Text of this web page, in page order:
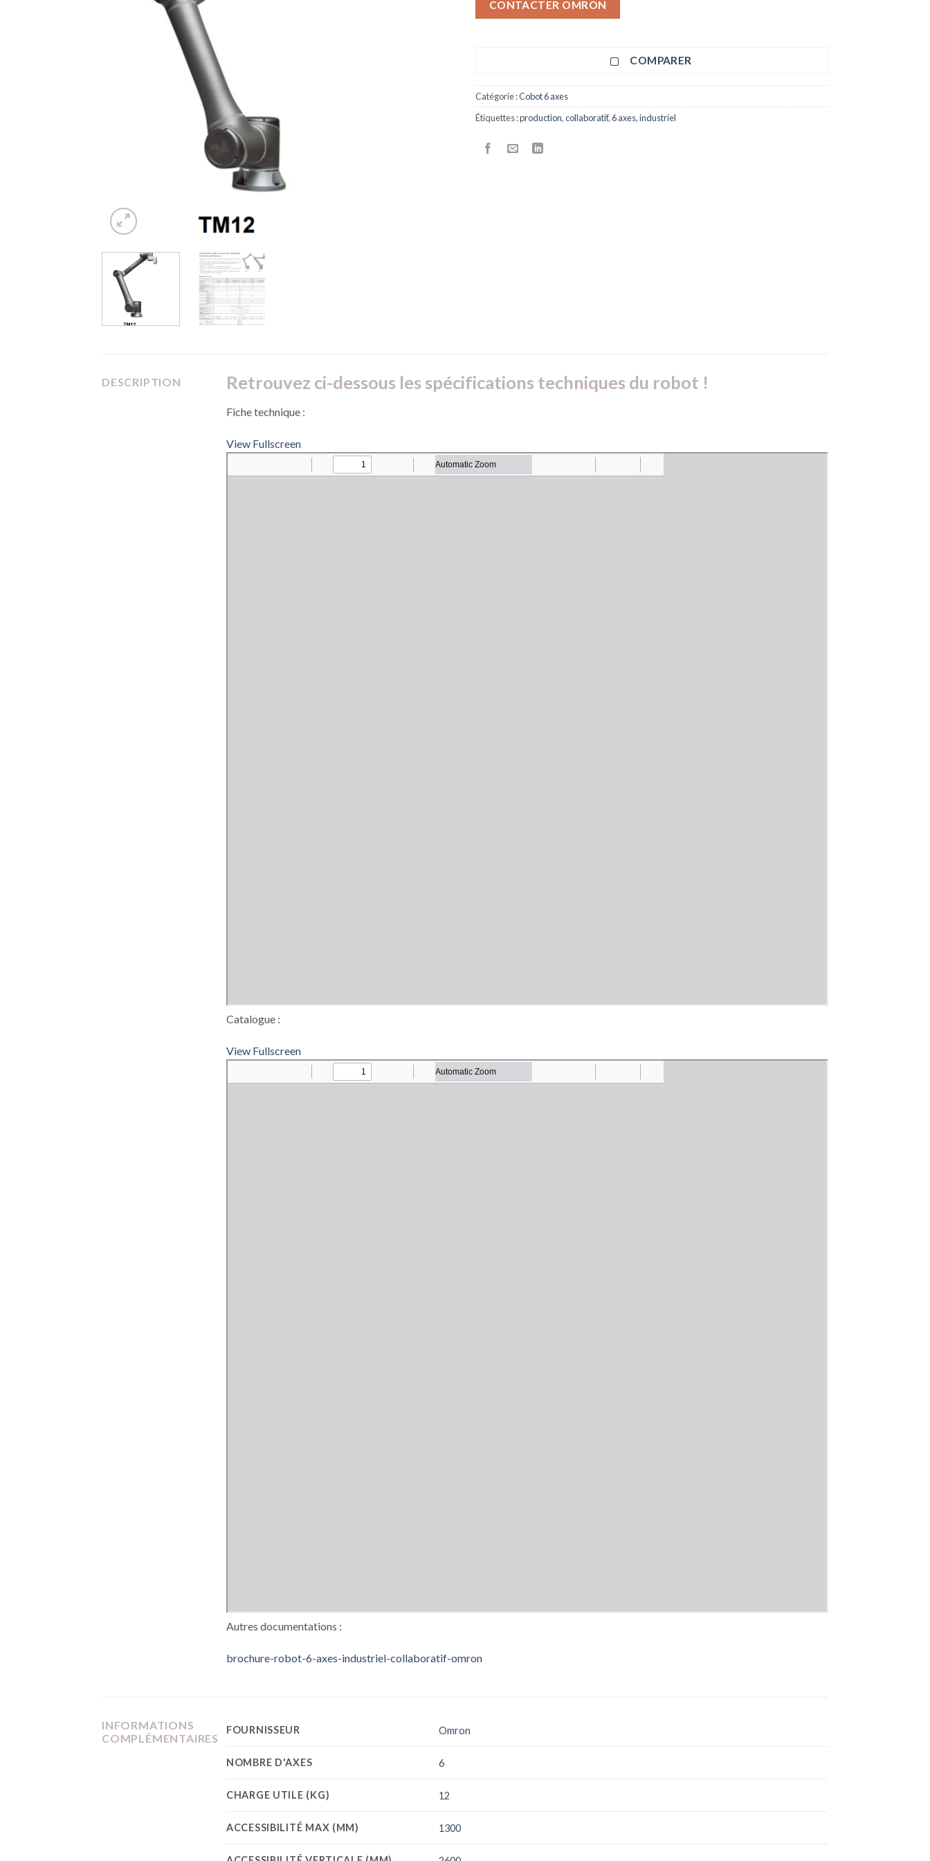
CONTACTER OMRON
COMPARER
Catégorie :Cobot 6 axes
Étiquettes :production,collaboratif,6 axes,industriel
DESCRIPTION Retrouvez ci-dessous les spécifications techniques du robot !
Fiche technique :
View Fullscreen
Catalogue :
View Fullscreen
Autres documentations :
brochure-robot-6-axes-industriel-collaboratif-omron
INFORMATIONS
COMPLÉMENTAIRES
FOURNISSEUR Omron
NOMBRE D'AXES 6
CHARGE UTILE (KG) 12
ACCESSIBILITÉ MAX (MM) 1300